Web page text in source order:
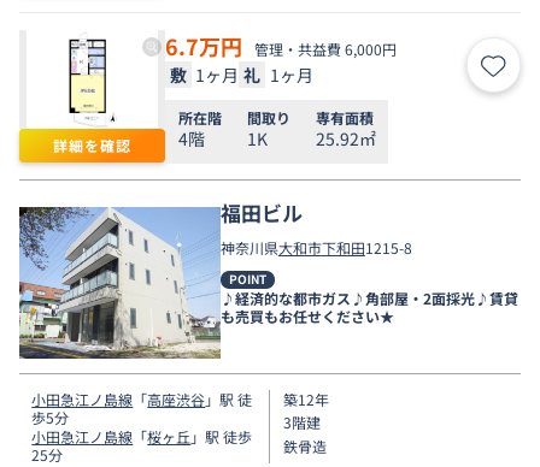
詳細を確認
6.7万円 管理・共益費 6,000円
敷 1ヶ月 礼 1ヶ月 お気
所在階
4階
間取り
1K
専有面積
25.92㎡
福田ビル
神奈川県大和市下和田1215-8
POINT
♪経済的な都市ガス♪角部屋・2面採光♪賃貸
も売買もお任せください★
小田急江ノ島線 「高座渋谷」駅 徒
歩5分
小田急江ノ島線 「桜ヶ丘 」駅 徒歩
25分
築12年
3階建
鉄骨造